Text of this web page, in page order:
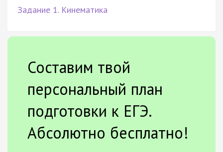
Задание 1. Кинематика
Составим твой
персональный план
подготовки к ЕГЭ.
Абсолютно бесплатно!